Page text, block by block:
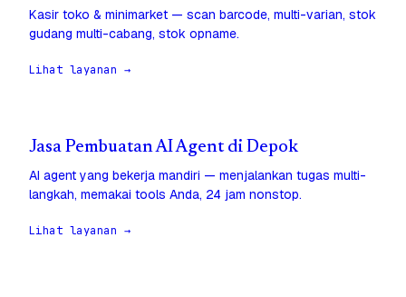
Kasir toko & minimarket — scan barcode, multi-varian, stok
gudang multi-cabang, stok opname.
Lihat layanan →
Jasa Pembuatan AI Agent di Depok
AI agent yang bekerja mandiri — menjalankan tugas multi-
langkah, memakai tools Anda, 24 jam nonstop.
Lihat layanan →